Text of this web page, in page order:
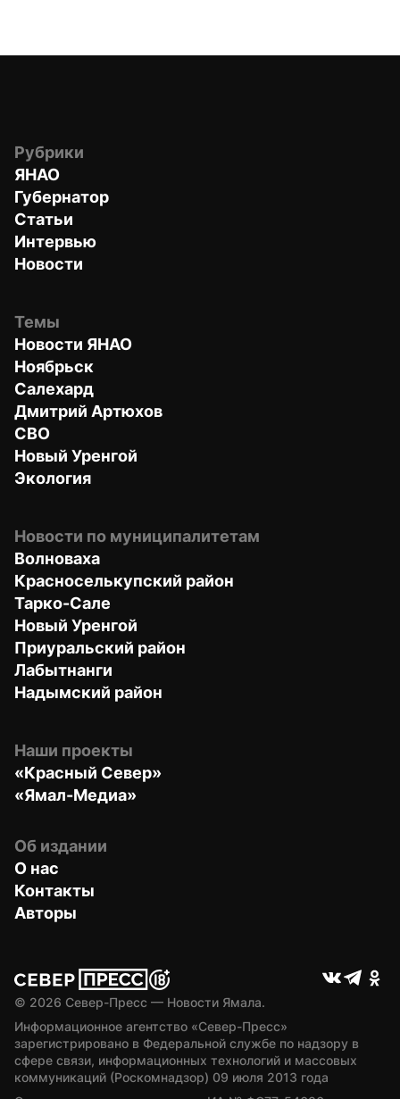
Рубрики
ЯНАО
Губернатор
Статьи
Интервью
Новости
Темы
Новости ЯНАО
Ноябрьск
Салехард
Дмитрий Артюхов
СВО
Новый Уренгой
Экология
Новости по муниципалитетам
Волноваха
Красноселькупский район
Тарко-Сале
Новый Уренгой
Приуральский район
Лабытнанги
Надымский район
Наши проекты
«Красный Север»
«Ямал-Медиа»
Об издании
О нас
Контакты
Авторы
© 2026 Север-Пресс — Новости Ямала.
Информационное агентство «Север-Пресс»
зарегистрировано в Федеральной службе по надзору в
сфере связи, информационных технологий и массовых
коммуникаций (Роскомнадзор) 09 июля 2013 года